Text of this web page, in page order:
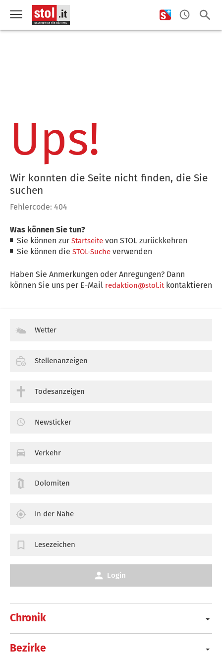
Ups!
Wir konnten die Seite nicht finden, die Sie
suchen
Fehlercode: 404
Was können Sie tun?
Sie können zurStartseite von STOL zurückkehren
Sie können dieSTOL-Suche verwenden
Haben Sie Anmerkungen oder Anregungen? Dann
können Sie uns per E-Mail redaktion@stol.itkontaktieren
Chronik
Bezirke
Wetter
Stellenanzeigen
Todesanzeigen
Newsticker
Verkehr
Dolomiten
In der Nähe
Lesezeichen
Login